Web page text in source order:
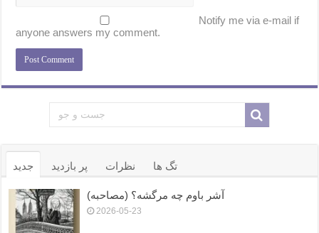
Notify me via e-mail if
anyone answers my comment.
جدید پر بازدید نظرات تگ ها
آشر باوم چه مرگشه؟ (مصاحبه)
2026-05-23